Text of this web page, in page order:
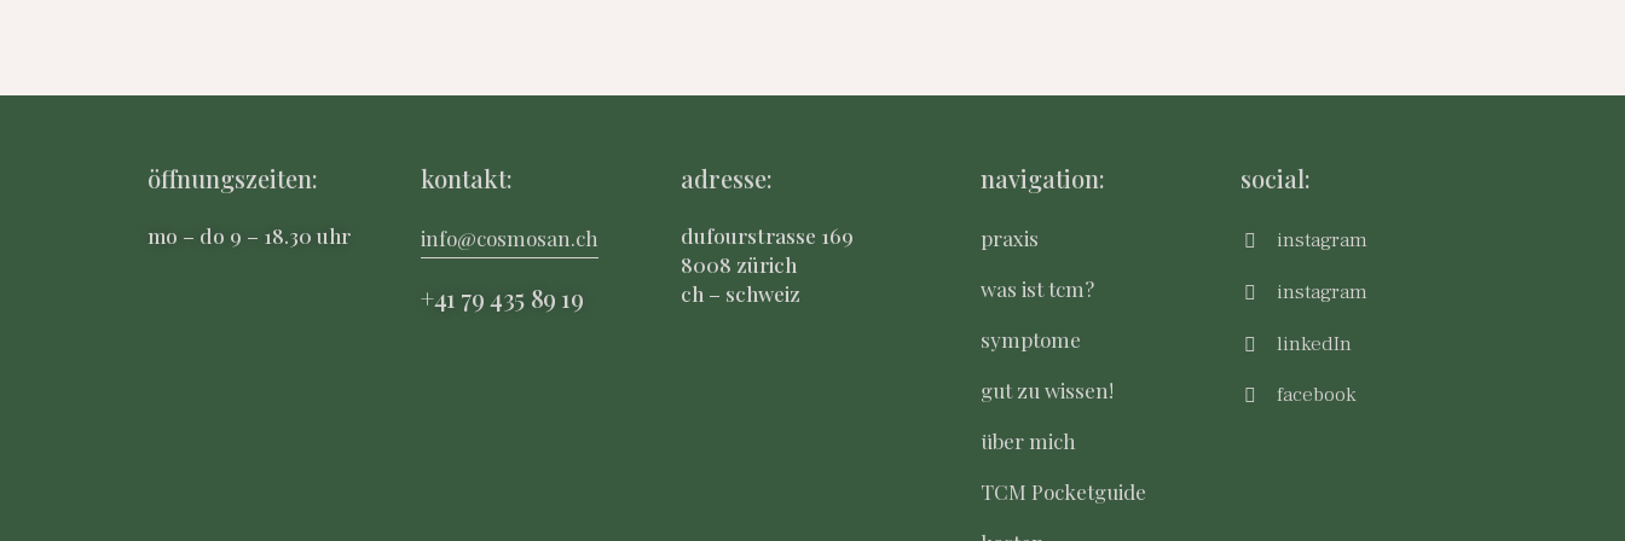
öffnungszeiten:
mo – do 9 – 18.30 uhr
kontakt:
info@cosmosan.ch
+41 79 435 89 19
adresse:
dufourstrasse 169
8008 zürich
ch – schweiz
navigation:
praxis
was ist tcm?
symptome
gut zu wissen!
über mich
TCM Pocketguide
social:
instagram
instagram
linkedIn
facebook